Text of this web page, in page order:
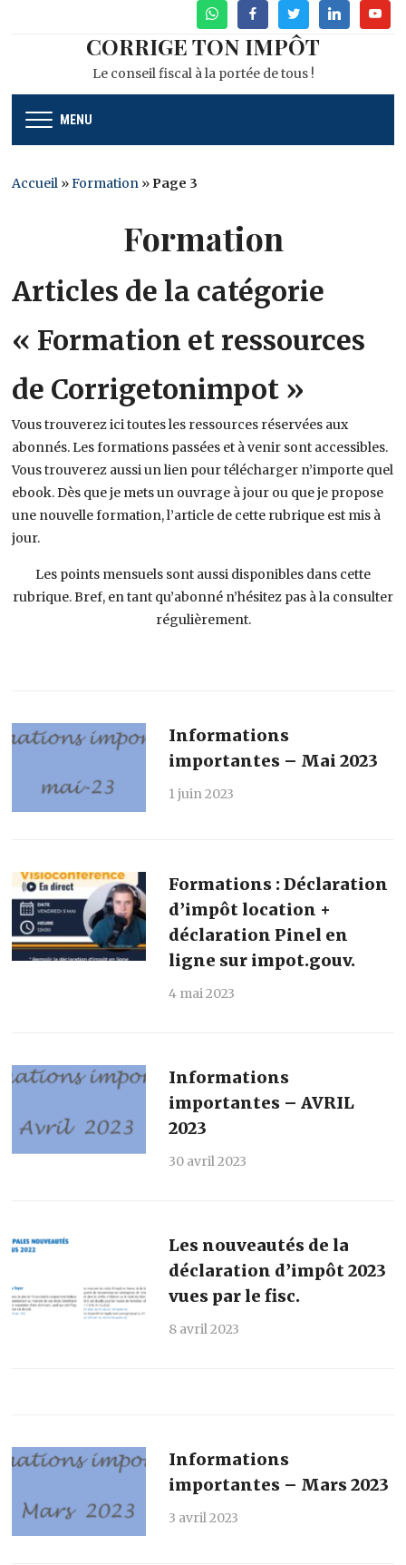
WhatsAppFacebookTwitterLinkedin
CORRIGE TON IMPÔT
Le conseil fiscal à la portée de tous !
MENU
Accueil »Formation » Page 3
Formation
Articles de la catégorie
« Formation et ressources
de Corrigetonimpot »
Vous trouverez ici toutes les ressources réservées aux
abonnés. Les formations passées et à venir sont accessibles.
Vous trouverez aussi un lien pour télécharger n’importe quel
ebook. Dès que je mets un ouvrage à jour ou que je propose
une nouvelle formation, l’article de cette rubrique est mis à
jour.
Les points mensuels sont aussi disponibles dans cette
rubrique. Bref, en tant qu’abonné n’hésitez pas à la consulter
régulièrement.
Informations
importantes – Mai 2023
1 juin 2023
Formations : Déclaration
d’impôt location +
déclaration Pinel en
ligne sur impot.gouv.
4 mai 2023
Informations
importantes – AVRIL
2023
30 avril 2023
Les nouveautés de la
déclaration d’impôt 2023
vues par le fisc.
8 avril 2023
Informations
importantes – Mars 2023
3 avril 2023